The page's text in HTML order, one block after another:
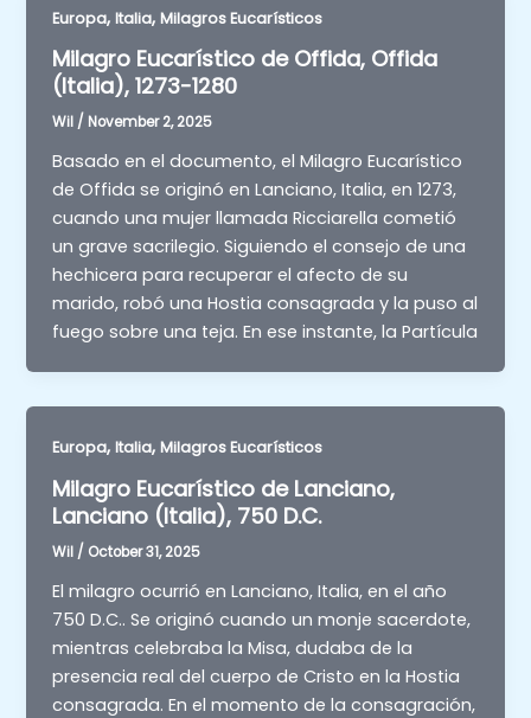
Europa,Italia,Milagros Eucarísticos
Milagro Eucarístico de Offida, Offida
(Italia), 1273-1280
Wil / November 2, 2025
Basado en el documento, el Milagro Eucarístico
de Offida se originó en Lanciano, Italia, en 1273,
cuando una mujer llamada Ricciarella cometió
un grave sacrilegio. Siguiendo el consejo de una
hechicera para recuperar el afecto de su
marido, robó una Hostia consagrada y la puso al
fuego sobre una teja. En ese instante, la Partícula
Europa,Italia,Milagros Eucarísticos
Milagro Eucarístico de Lanciano,
Lanciano (Italia), 750 D.C.
Wil / October 31, 2025
El milagro ocurrió en Lanciano, Italia, en el año
750 D.C.. Se originó cuando un monje sacerdote,
mientras celebraba la Misa, dudaba de la
presencia real del cuerpo de Cristo en la Hostia
consagrada. En el momento de la consagración,